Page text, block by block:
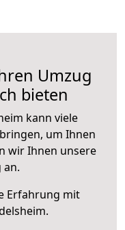
Umzug
bieten
kann viele
um Ihnen
wir Ihnen unsere
Erfahrung mit
.